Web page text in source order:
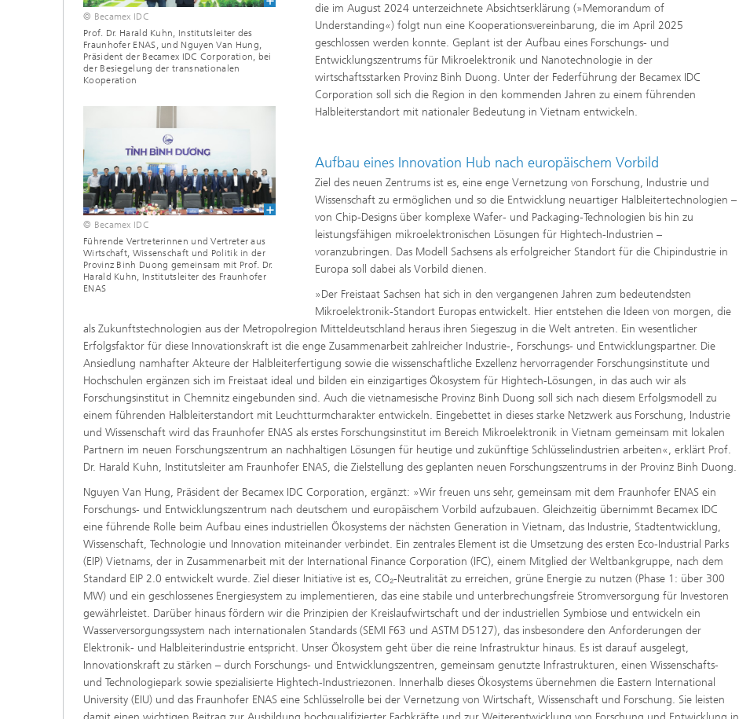
© Becamex IDC
Prof. Dr. Harald Kuhn, Institutsleiter des
Fraunhofer ENAS, und Nguyen Van Hung,
Präsident der Becamex IDC Corporation, bei
der Besiegelung der transnationalen
Kooperation
© Becamex IDC
Führende Vertreterinnen und Vertreter aus
Wirtschaft, Wissenschaft und Politik in der
Provinz Binh Duong gemeinsam mit Prof. Dr.
Harald Kuhn, Institutsleiter des Fraunhofer
ENAS
die im August 2024 unterzeichnete Absichtserklärung (»Memorandum of
Understanding«) folgt nun eine Kooperationsvereinbarung, die im April 2025
geschlossen werden konnte. Geplant ist der Aufbau eines Forschungs- und
Entwicklungszentrums für Mikroelektronik und Nanotechnologie in der
wirtschaftsstarken Provinz Binh Duong. Unter der Federführung der Becamex IDC
Corporation soll sich die Region in den kommenden Jahren zu einem führenden
Halbleiterstandort mit nationaler Bedeutung in Vietnam entwickeln.
Aufbau eines Innovation Hub nach europäischem Vorbild
Ziel des neuen Zentrums ist es, eine enge Vernetzung von Forschung, Industrie und
Wissenschaft zu ermöglichen und so die Entwicklung neuartiger Halbleitertechnologien –
von Chip-Designs über komplexe Wafer- und Packaging-Technologien bis hin zu
leistungsfähigen mikroelektronischen Lösungen für Hightech-Industrien –
voranzubringen. Das Modell Sachsens als erfolgreicher Standort für die Chipindustrie in
Europa soll dabei als Vorbild dienen.
»Der Freistaat Sachsen hat sich in den vergangenen Jahren zum bedeutendsten
Mikroelektronik-Standort Europas entwickelt. Hier entstehen die Ideen von morgen, die
als Zukunftstechnologien aus der Metropolregion Mitteldeutschland heraus ihren Siegeszug in die Welt antreten. Ein wesentlicher
Erfolgsfaktor für diese Innovationskraft ist die enge Zusammenarbeit zahlreicher Industrie-, Forschungs- und Entwicklungspartner. Die
Ansiedlung namhafter Akteure der Halbleiterfertigung sowie die wissenschaftliche Exzellenz hervorragender Forschungsinstitute und
Hochschulen ergänzen sich im Freistaat ideal und bilden ein einzigartiges Ökosystem für Hightech-Lösungen, in das auch wir als
Forschungsinstitut in Chemnitz eingebunden sind. Auch die vietnamesische Provinz Binh Duong soll sich nach diesem Erfolgsmodell zu
einem führenden Halbleiterstandort mit Leuchtturmcharakter entwickeln. Eingebettet in dieses starke Netzwerk aus Forschung, Industrie
und Wissenschaft wird das Fraunhofer ENAS als erstes Forschungsinstitut im Bereich Mikroelektronik in Vietnam gemeinsam mit lokalen
Partnern im neuen Forschungszentrum an nachhaltigen Lösungen für heutige und zukünftige Schlüsselindustrien arbeiten«, erklärt Prof.
Dr. Harald Kuhn, Institutsleiter am Fraunhofer ENAS, die Zielstellung des geplanten neuen Forschungszentrums in der Provinz Binh Duong.
Nguyen Van Hung, Präsident der Becamex IDC Corporation, ergänzt: »Wir freuen uns sehr, gemeinsam mit dem Fraunhofer ENAS ein
Forschungs- und Entwicklungszentrum nach deutschem und europäischem Vorbild aufzubauen. Gleichzeitig übernimmt Becamex IDC
eine führende Rolle beim Aufbau eines industriellen Ökosystems der nächsten Generation in Vietnam, das Industrie, Stadtentwicklung,
Wissenschaft, Technologie und Innovation miteinander verbindet. Ein zentrales Element ist die Umsetzung des ersten Eco-Industrial Parks
(EIP) Vietnams, der in Zusammenarbeit mit der International Finance Corporation (IFC), einem Mitglied der Weltbankgruppe, nach dem
Standard EIP 2.0 entwickelt wurde. Ziel dieser Initiative ist es, CO₂-Neutralität zu erreichen, grüne Energie zu nutzen (Phase 1: über 300
MW) und ein geschlossenes Energiesystem zu implementieren, das eine stabile und unterbrechungsfreie Stromversorgung für Investoren
gewährleistet. Darüber hinaus fördern wir die Prinzipien der Kreislaufwirtschaft und der industriellen Symbiose und entwickeln ein
Wasserversorgungssystem nach internationalen Standards (SEMI F63 und ASTM D5127), das insbesondere den Anforderungen der
Elektronik- und Halbleiterindustrie entspricht. Unser Ökosystem geht über die reine Infrastruktur hinaus. Es ist darauf ausgelegt,
Innovationskraft zu stärken – durch Forschungs- und Entwicklungszentren, gemeinsam genutzte Infrastrukturen, einen Wissenschafts-
und Technologiepark sowie spezialisierte Hightech-Industriezonen. Innerhalb dieses Ökosystems übernehmen die Eastern International
University (EIU) und das Fraunhofer ENAS eine Schlüsselrolle bei der Vernetzung von Wirtschaft, Wissenschaft und Forschung. Sie leisten